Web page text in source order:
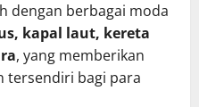
dengan berbagai moda
kapal laut, kereta
, yang memberikan
tersendiri bagi para